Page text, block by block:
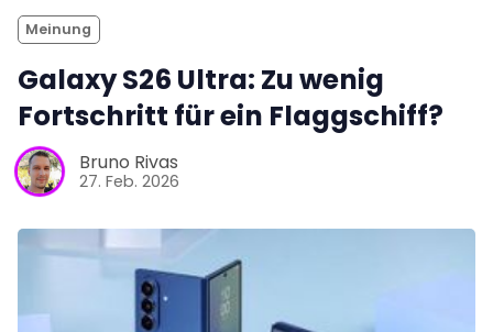
Meinung
Galaxy S26 Ultra: Zu wenig
Fortschritt für ein Flaggschiff?
Bruno Rivas
27. Feb. 2026